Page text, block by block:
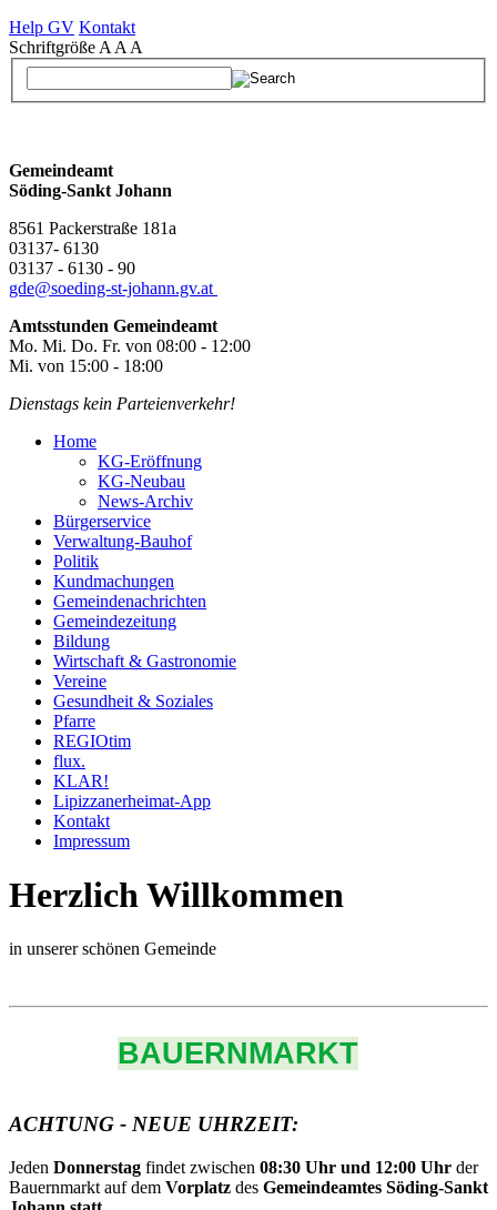
Help GV Kontakt
Schriftgröße A A A
Gemeindeamt
Söding-Sankt Johann
8561 Packerstraße 181a
03137- 6130
03137 - 6130 - 90
gde@soeding-st-johann.gv.at
Amtsstunden Gemeindeamt
Mo. Mi. Do. Fr. von 08:00 - 12:00
Mi. von 15:00 - 18:00
Dienstags kein Parteienverkehr!
Home
KG-Eröffnung
KG-Neubau
News-Archiv
Bürgerservice
Verwaltung-Bauhof
Politik
Kundmachungen
Gemeindenachrichten
Gemeindezeitung
Bildung
Wirtschaft & Gastronomie
Vereine
Gesundheit & Soziales
Pfarre
REGIOtim
flux.
KLAR!
Lipizzanerheimat-App
Kontakt
Impressum
Herzlich Willkommen
in unserer schönen Gemeinde
BAUERNMARKT
ACHTUNG - NEUE UHRZEIT:
Jeden Donnerstag findet zwischen 08:30 Uhr und 12:00 Uhr der
Bauernmarkt auf dem Vorplatz des Gemeindeamtes Söding-Sankt